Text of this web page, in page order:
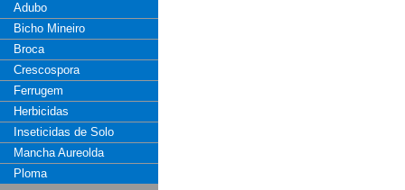
Adubo
Bicho Mineiro
Broca
Crescospora
Ferrugem
Herbicidas
Inseticidas de Solo
Mancha Aureolda
Ploma